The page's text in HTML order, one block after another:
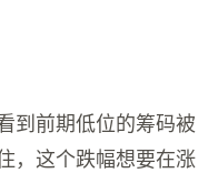
到前期低位的筹码被
，这个跌幅想要在涨